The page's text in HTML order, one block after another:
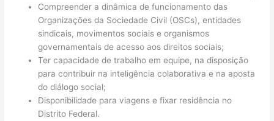
Compreender a dinâmica de funcionamento das
Organizações da Sociedade Civil (OSCs), entidades
sindicais, movimentos sociais e organismos
governamentais de acesso aos direitos sociais;
Ter capacidade de trabalho em equipe, na disposição
para contribuir na inteligência colaborativa e na aposta
do diálogo social;
Disponibilidade para viagens e fixar residência no
Distrito Federal.